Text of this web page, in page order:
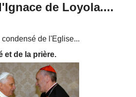
de Loyola....
de l'Eglise...
et de la prière.